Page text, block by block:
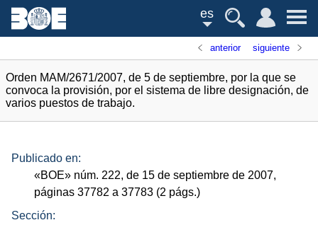
es
anterior siguiente
Orden MAM/2671/2007, de 5 de septiembre, por la que se
convoca la provisión, por el sistema de libre designación, de
varios puestos de trabajo.
Publicado en:
«BOE» núm. 222, de 15 de septiembre de 2007,
páginas 37782 a 37783 (2 págs.)
Sección: